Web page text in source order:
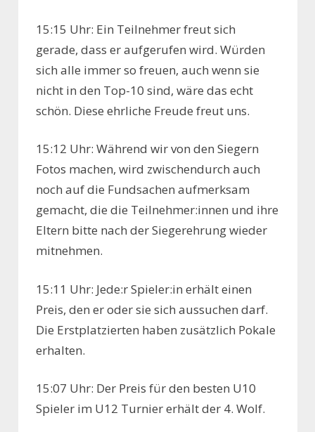
15:15 Uhr: Ein Teilnehmer freut sich
gerade, dass er aufgerufen wird. Würden
sich alle immer so freuen, auch wenn sie
nicht in den Top-10 sind, wäre das echt
schön. Diese ehrliche Freude freut uns.
15:12 Uhr: Während wir von den Siegern
Fotos machen, wird zwischendurch auch
noch auf die Fundsachen aufmerksam
gemacht, die die Teilnehmer:innen und ihre
Eltern bitte nach der Siegerehrung wieder
mitnehmen.
15:11 Uhr: Jede:r Spieler:in erhält einen
Preis, den er oder sie sich aussuchen darf.
Die Erstplatzierten haben zusätzlich Pokale
erhalten.
15:07 Uhr: Der Preis für den besten U10
Spieler im U12 Turnier erhält der 4. Wolf.